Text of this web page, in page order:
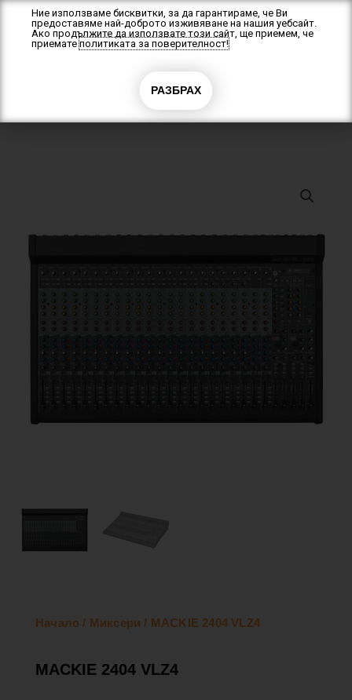
content
Начало / Миксери / MACKIE 2404 VLZ4
MACKIE 2404 VLZ4
Ние използваме бисквитки, за да гарантираме, че Ви
предоставяме най-доброто изживяване на нашия уебсайт.
Ако продължите да използвате този сайт, ще приемем, че
приематеполитиката за поверителност!
РАЗБРАХ